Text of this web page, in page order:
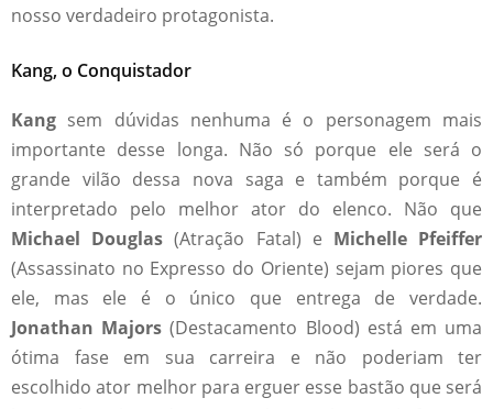
nosso verdadeiro protagonista.
Kang, o Conquistador
Kang sem dúvidas nenhuma é o personagem mais
importante desse longa. Não só porque ele será o
grande vilão dessa nova saga e também porque é
interpretado pelo melhor ator do elenco. Não que
Michael Douglas(Atração Fatal) e Michelle Pfeiffer
(Assassinato no Expresso do Oriente) sejam piores que
ele, mas ele é o único que entrega de verdade.
Jonathan Majors (Destacamento Blood) está em uma
ótima fase em sua carreira e não poderiam ter
escolhido ator melhor para erguer esse bastão que será